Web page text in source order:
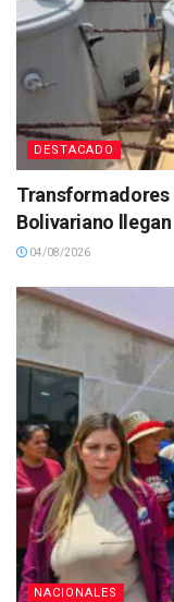
DESTACADO
Transformadores
Bolivariano
04/08/2026
NACIONALES